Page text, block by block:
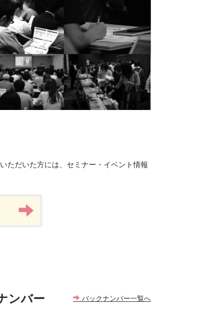
ただいた方には、セミナー・イベント情報
ンバー バックナンバー一覧へ